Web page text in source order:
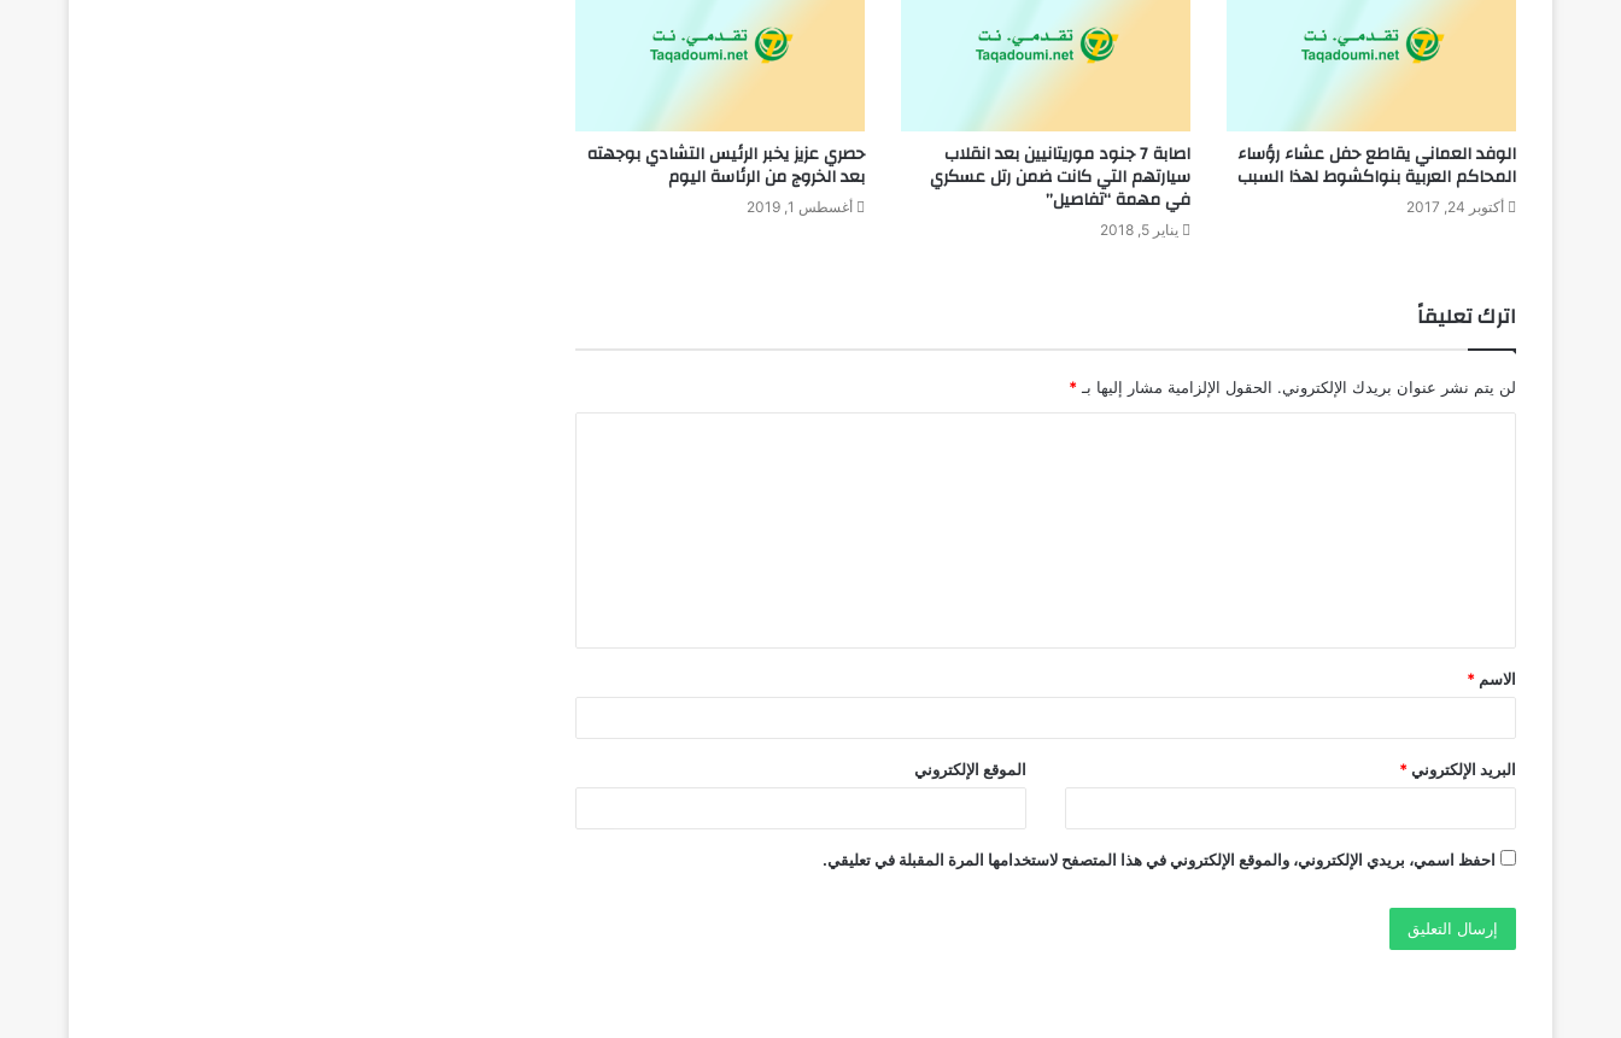
الوفد العماني يقاطع حفل عشاء رؤساء
المحاكم العربية بنواكشوط لهذا السبب
أكتوبر 24, 2017
اصابة 7 جنود موريتانيين بعد انقلاب
سيارتهم التي كانت ضمن رتل عسكري
في مهمة “تفاصيل”
يناير 5, 2018
حصري عزيز يخبر الرئيس التشادي بوجهته
بعد الخروج من الرئاسة اليوم
أغسطس 1, 2019
اترك تعليقاً
لن يتم نشر عنوان بريدك الإلكتروني. الحقول الإلزامية مشار إليها بـ *
ق
*
الاسم *
البريد الإلكتروني * الموقع الإلكتروني
احفظ اسمي، بريدي الإلكتروني، والموقع الإلكتروني في هذا المتصفح لاستخدامها المرة المقبلة في تعليقي.